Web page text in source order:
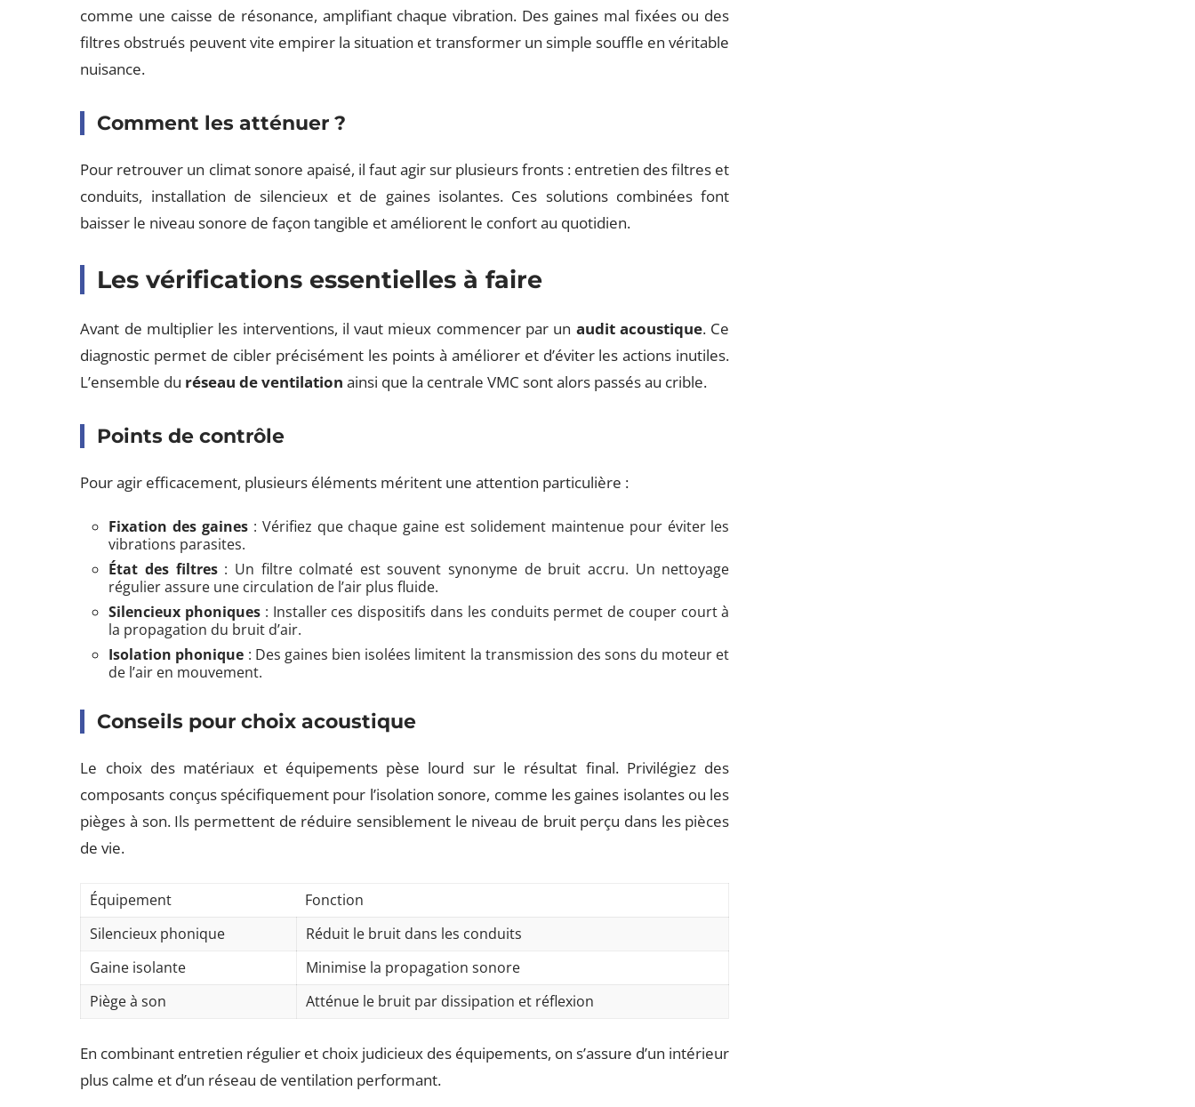
comme une caisse de résonance, amplifiant chaque vibration. Des gaines mal fixées ou des
filtres obstrués peuvent vite empirer la situation et transformer un simple souffle en véritable
nuisance.
Comment les atténuer ?
Pour retrouver un climat sonore apaisé, il faut agir sur plusieurs fronts : entretien des filtres et
conduits, installation de silencieux et de gaines isolantes. Ces solutions combinées font
baisser le niveau sonore de façon tangible et améliorent le confort au quotidien.
Les vérifications essentielles à faire
Avant de multiplier les interventions, il vaut mieux commencer par un audit acoustique. Ce
diagnostic permet de cibler précisément les points à améliorer et d’éviter les actions inutiles.
L’ensemble du réseau de ventilation ainsi que la centrale VMC sont alors passés au crible.
Points de contrôle
Pour agir efficacement, plusieurs éléments méritent une attention particulière :
Fixation des gaines : Vérifiez que chaque gaine est solidement maintenue pour éviter les
vibrations parasites.
État des filtres: Un filtre colmaté est souvent synonyme de bruit accru. Un nettoyage
régulier assure une circulation de l’air plus fluide.
Silencieux phoniques : Installer ces dispositifs dans les conduits permet de couper court à
la propagation du bruit d’air.
Isolation phonique : Des gaines bien isolées limitent la transmission des sons du moteur et
de l’air en mouvement.
Conseils pour choix acoustique
Le choix des matériaux et équipements pèse lourd sur le résultat final. Privilégiez des
composants conçus spécifiquement pour l’isolation sonore, comme les gaines isolantes ou les
pièges à son. Ils permettent de réduire sensiblement le niveau de bruit perçu dans les pièces
de vie.
Équipement
Fonction
Silencieux phonique
Réduit le bruit dans les conduits
Gaine isolante
Minimise la propagation sonore
Piège à son
Atténue le bruit par dissipation et réflexion
En combinant entretien régulier et choix judicieux des équipements, on s’assure d’un intérieur
plus calme et d’un réseau de ventilation performant.